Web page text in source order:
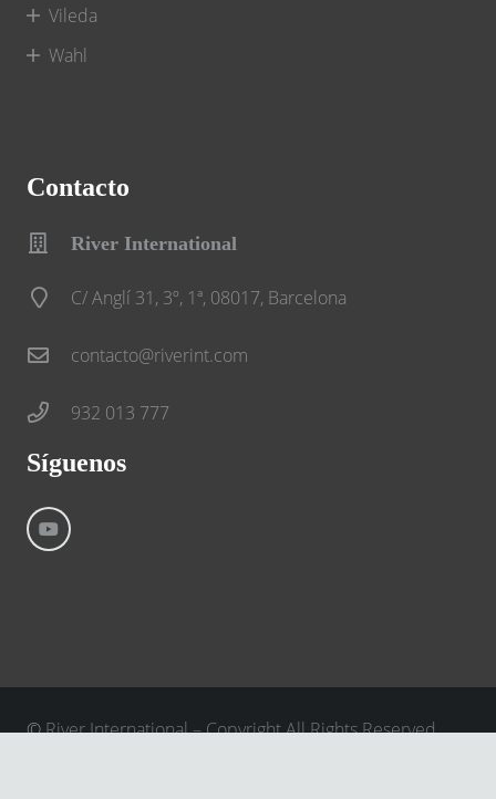
Vileda
Wahl
Contacto
River International
C/ Anglí 31, 3º, 1ª, 08017, Barcelona
contacto@riverint.com
932 013 777
Síguenos
©River International – Copyright All Rights Reserved